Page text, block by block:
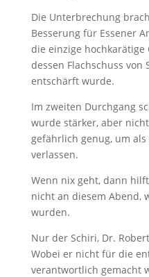
Die Unterbrechung
Besserung für Essener
die einzige hochkarätige
dessen Flachschuss von
entschärft wurde.
Im zweiten Durchgang
wurde stärker, aber
gefährlich genug, um als
verlassen.
Wenn nix geht, dann
nicht an diesem Abend,
wurden.
Nur der Schiri, Dr.
Wobei er nicht für die
verantwortlich gemacht